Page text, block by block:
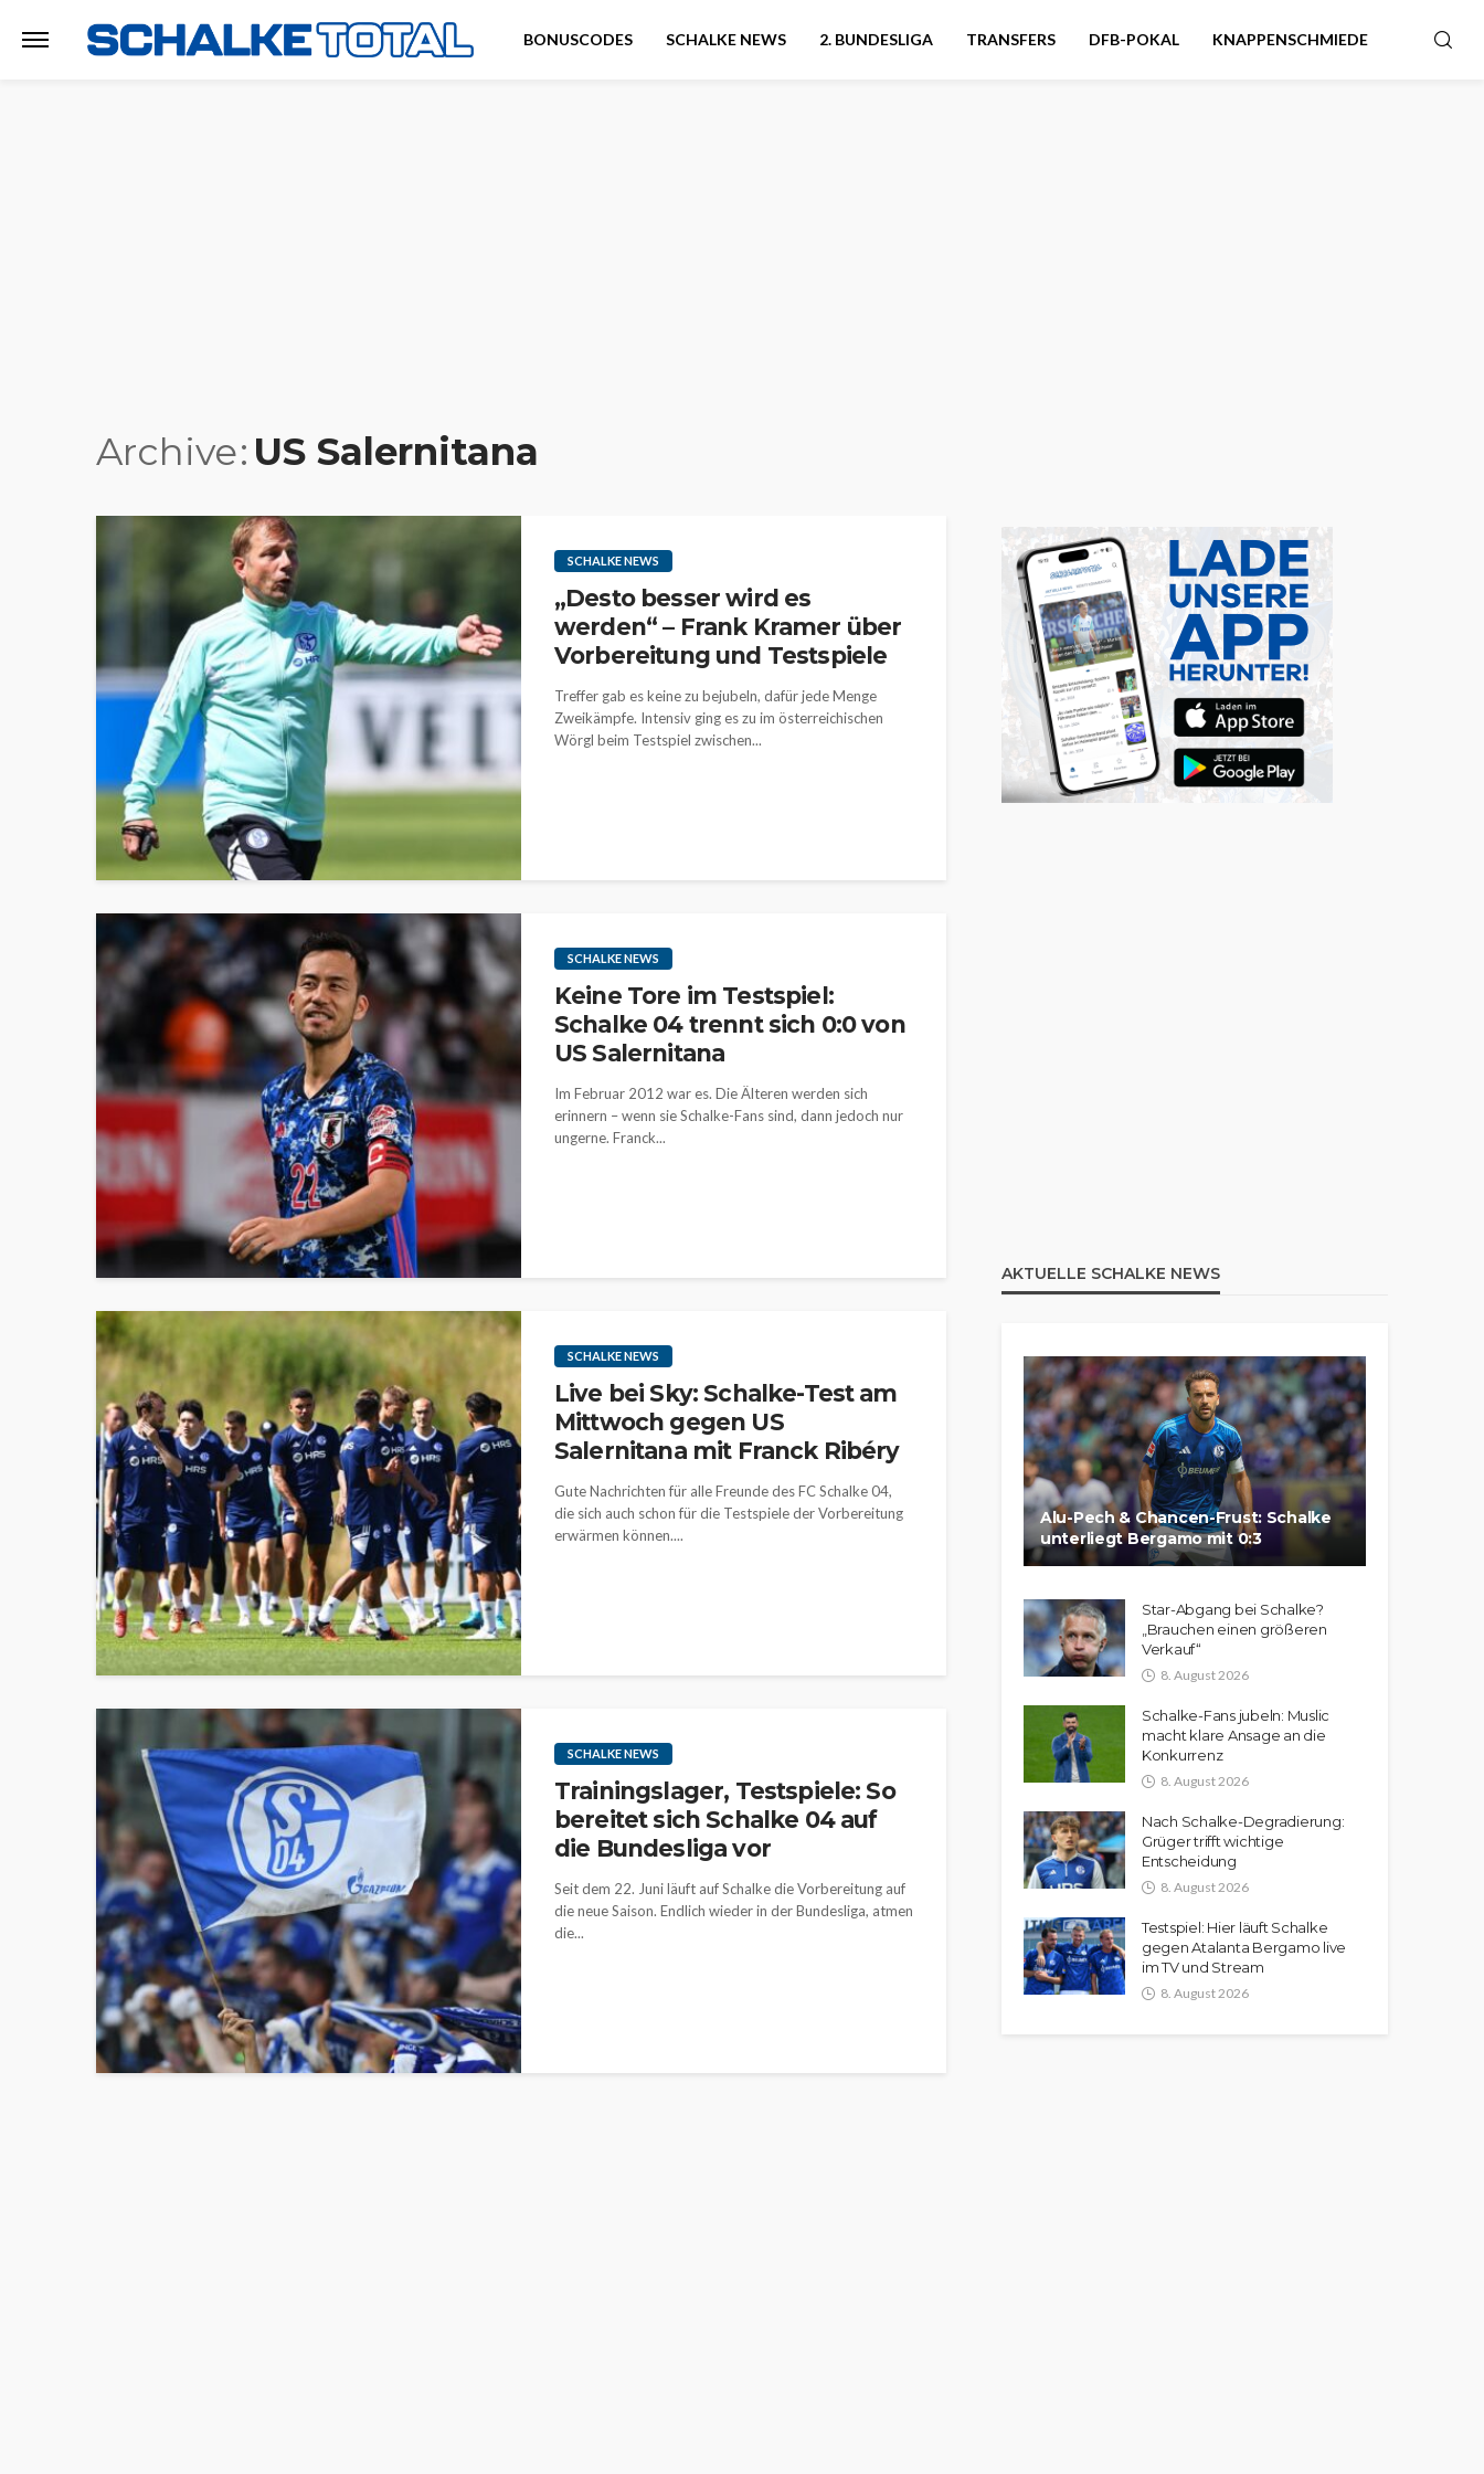
BONUSCODES SCHALKE NEWS 2. BUNDESLIGA TRANSFERS DFB-POKAL KNAPPENSCHMIEDE
Archive US Salernitana
SCHALKE NEWS
„Desto besser wird es
werden“ – Frank Kramer über
Vorbereitung und Testspiele
Treffer gab es keine zu bejubeln, dafür jede Menge
Zweikämpfe. Intensiv ging es zu im österreichischen
Wörgl beim Testspiel zwischen...
SCHALKE NEWS
Keine Tore im Testspiel:
Schalke 04 trennt sich 0:0 von
US Salernitana
Im Februar 2012 war es. Die Älteren werden sich
erinnern – wenn sie Schalke-Fans sind, dann jedoch nur
ungerne. Franck...
SCHALKE NEWS
Live bei Sky: Schalke-Test am
Mittwoch gegen US
Salernitana mit Franck Ribéry
Gute Nachrichten für alle Freunde des FC Schalke 04,
die sich auch schon für die Testspiele der Vorbereitung
erwärmen können....
SCHALKE NEWS
Trainingslager, Testspiele: So
bereitet sich Schalke 04 auf
die Bundesliga vor
Seit dem 22. Juni läuft auf Schalke die Vorbereitung auf
die neue Saison. Endlich wieder in der Bundesliga, atmen
die...
AKTUELLE SCHALKE NEWS
Alu-Pech & Chancen-Frust: Schalke
unterliegt Bergamo mit 0:3
Star-Abgang bei Schalke?
„Brauchen einen größeren
Verkauf“
8. August 2026
Schalke-Fans jubeln: Muslic
macht klare Ansage an die
Konkurrenz
8. August 2026
Nach Schalke-Degradierung:
Grüger trifft wichtige
Entscheidung
8. August 2026
Testspiel: Hier läuft Schalke
gegen Atalanta Bergamo live
im TV und Stream
8. August 2026